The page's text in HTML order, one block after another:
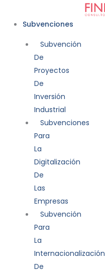
Subvenciones
Subvención
De
Proyectos
De
Inversión
Industrial
Subvenciones
Para
La
Digitalización
De
Las
Empresas
Subvención
Para
La
Internacionalización
De